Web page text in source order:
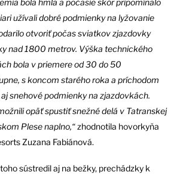
bola hmla a počasie skôr pripomínalo
užívali dobré podmienky na lyžovanie
otvoriť počas sviatkov zjazdovky
nad 1800 metrov. Výška technického
bola v priemere od 30 do 50
s koncom starého roka a príchodom
snehové podmienky na zjazdovkách.
opäť spustiť snežné delá v Tatranskej
Plese naplno,“zhodnotila hovorkyňa
Zuzana Fabiánová.
sústredil aj na bežky, prechádzky k